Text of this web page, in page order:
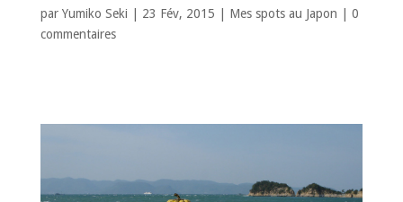
par Yumiko Seki 23 Fév, 2015 Mes spots au Japon
0
commentaires